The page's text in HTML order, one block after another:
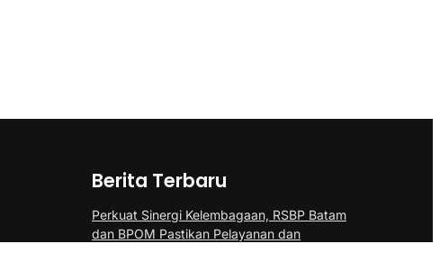
Berita Terbaru
Perkuat Sinergi Kelembagaan, RSBP Batam
dan BPOM Pastikan Pelayanan dan